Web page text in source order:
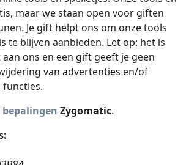
maar we staan open voor giften
Je gift helpt ons om onze tools
te blijven aanbieden. Let op: het is
ons en een gift geeft je geen
van advertenties en/of
Zygomatic.